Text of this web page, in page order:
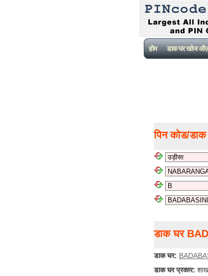
होम डाक घर खोज
पिन कोड/
डाक घर
डाक घर:
डाक घर प्रकार: